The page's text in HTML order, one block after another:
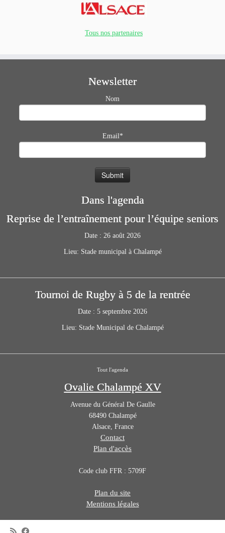
Tous nos partenaires
Newsletter
Nom
Email*
Dans l'agenda
Reprise de l’entraînement pour l’équipe seniors
Date : 26 août 2026
Lieu: Stade municipal à Chalampé
Tournoi de Rugby à 5 de la rentrée
Date : 5 septembre 2026
Lieu: Stade Municipal de Chalampé
Tout l'agenda
Ovalie Chalampé XV
Avenue du Général De Gaulle
68490 Chalampé
Alsace, France
Contact
Plan d'accès
Code club FFR : 5709F
Plan du site
Mentions légales